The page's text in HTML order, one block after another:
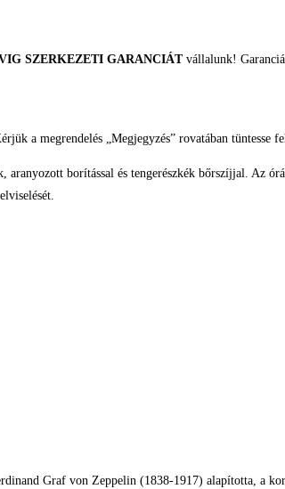
SZERKEZETI GARANCIÁTvállalunk!
a megrendelés „Megjegyzés” rovatában tüntesse
borítással és tengerészkék bőrszíjjal. Az
Graf von Zeppelin (1838-1917) alapította, a